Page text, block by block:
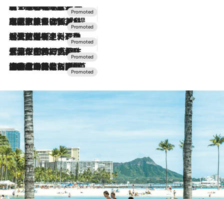
2026.8.7
【トンボの足水浴】ヒノキの香りに包まれて涼感マックス！約13℃の湧水かけ流しを避暑地「星野温泉 トンボの湯」で体験
2026.7.31
【ホテル帰省】という選択肢をOMOが提案。家族とほどよい距離を保つには「昼は実家、夜は気兼ねなくホテルで！」
2026.7.24
【夏限定ディナーコース】旬を迎える稚鮎や花ズッキーニなどをイタリア・トスカーナの郷土料理の手法で満喫！
2026.7.17
「土佐和ハーブかき氷」がOMO7高知に登場！生姜、山椒、大葉など目にも舌にも涼を呼ぶ郷土の味
2026.7.10
NEW OPEN！【界 草津】名湯の地に誕生。趣の異なる2種の温泉と上州ならではの会席・蕎麦割烹など美食を味わう究極の癒やし旅